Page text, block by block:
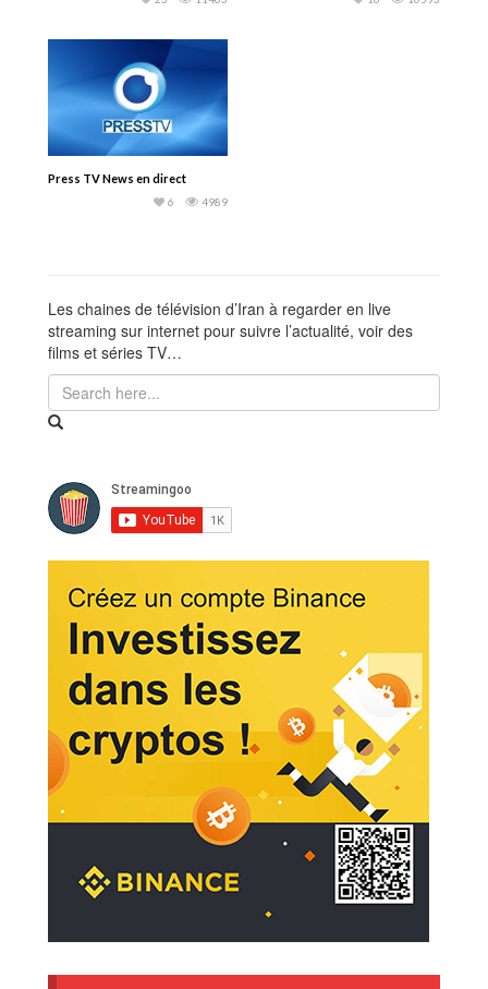
Press TV News en direct
4989
6
Les chaines de télévision d’Iran à regarder en live
streaming sur internet pour suivre l’actualité, voir des
films et séries TV…